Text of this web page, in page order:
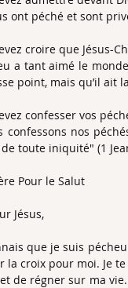
ont péché et sont
croire que Jésus-
a tant aimé le
point, mais qu’il ait
confesser vos
confessons nos
toute iniquité" (1
Pour le Salut
Jésus,
que je suis
la croix pour moi. Je
de régner sur ma